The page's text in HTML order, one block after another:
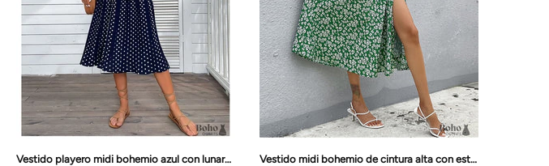
Vestido playero midi bohemio azul con lunares y tirantes Jia
Vestido midi bohemio de cintura alta con estampado ajustado de Alona